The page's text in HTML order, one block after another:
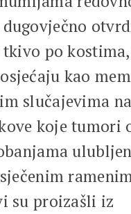
po kostima,
kao
slučajevima
koje tumori
su proizašli iz